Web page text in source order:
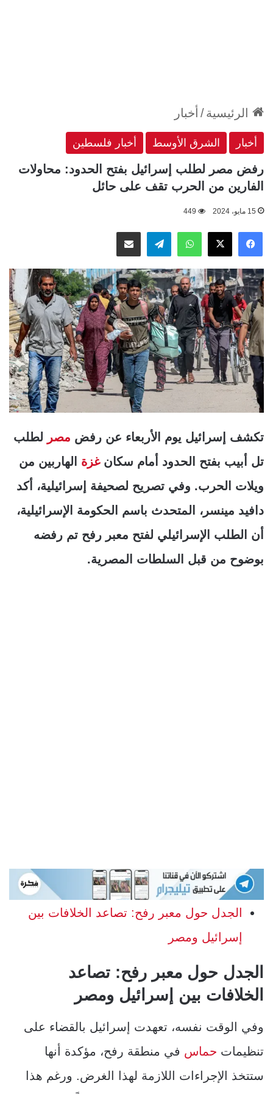
الرئيسية/ أخبار
أخبار الشرق الأوسط أخبار فلسطين
رفض مصر لطلب إسرائيل بفتح الحدود: محاولات
الفارين من الحرب تقف على حائل
15 مايو، 2024 449
فيسبوك
‫X واتسابتيلقراممشاركة عبر البريد
تكشف إسرائيل يوم الأربعاء عن رفض مصر لطلب
تل أبيب بفتح الحدود أمام سكانغزة الهاربين من
ويلات الحرب. وفي تصريح لصحيفة إسرائيلية، أكد
دافيد مينسر، المتحدث باسم الحكومة الإسرائيلية،
أن الطلب الإسرائيلي لفتح معبر رفح تم رفضه
بوضوح من قبل السلطات المصرية.
الجدل حول معبر رفح: تصاعد الخلافات بين
إسرائيل ومصر
الجدل حول معبر رفح: تصاعد
الخلافات بين إسرائيل ومصر
وفي الوقت نفسه، تعهدت إسرائيل بالقضاء على
تنظيمات حماس في منطقة رفح، مؤكدة أنها
ستتخذ الإجراءات اللازمة لهذا الغرض. ورغم هذا